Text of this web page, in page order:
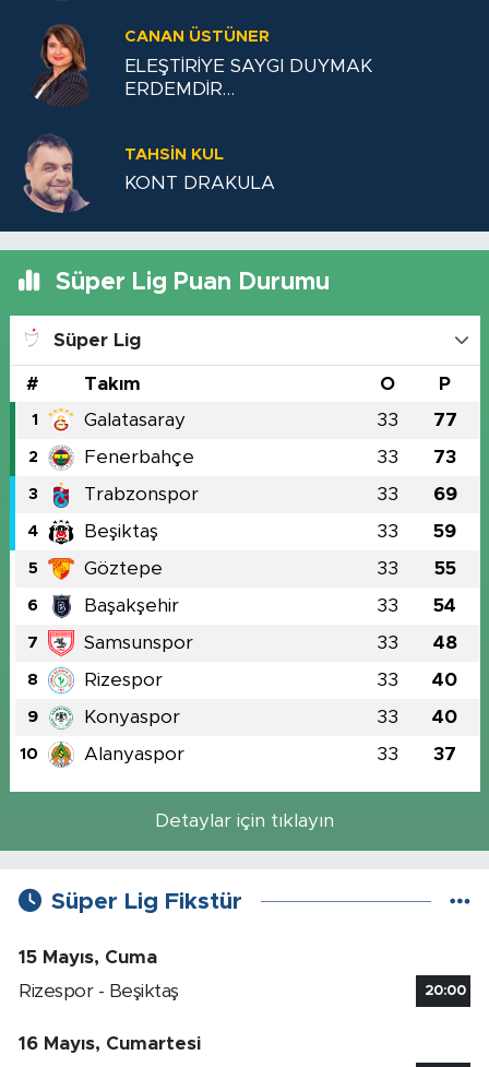
CANAN ÜSTÜNER
ELEŞTİRİYE SAYGI DUYMAK
ERDEMDİR…
TAHSIN KUL
KONT DRAKULA
Süper Lig Puan Durumu
Süper Lig
# Takım O P
1 Galatasaray 33 77
2 Fenerbahçe 33 73
3 Trabzonspor 33 69
4 Beşiktaş 33 59
5 Göztepe 33 55
6 Başakşehir 33 54
7 Samsunspor 33 48
8 Rizespor 33 40
9 Konyaspor 33 40
10 Alanyaspor 33 37
Detaylar için tıklayın
Süper Lig Fikstür
15 Mayıs, Cuma
Rizespor - Beşiktaş
20:00
16 Mayıs, Cumartesi